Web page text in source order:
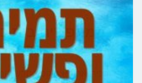
מחפשים בית
הכירו את האינדקס החדש